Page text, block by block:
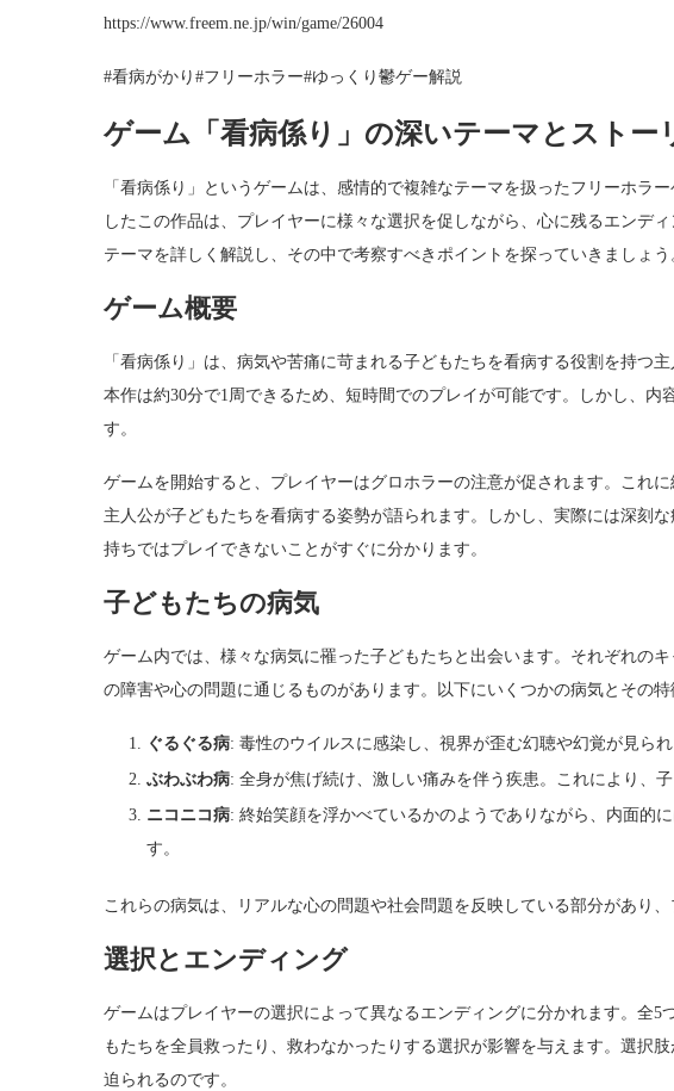
https://www.freem.ne.jp/win/game/26004
#看病がかり#フリーホラー#ゆっくり鬱ゲー解説
ゲーム「看病係り」の深いテーマとストー
「看病係り」というゲームは、感情的で複雑なテーマを扱ったフリーホラ
したこの作品は、プレイヤーに様々な選択を促しながら、心に残るエンデ
テーマを詳しく解説し、その中で考察すべきポイントを探っていきましょう
ゲーム概要
「看病係り」は、病気や苦痛に苛まれる子どもたちを看病する役割を持つ
本作は約30分で1周できるため、短時間でのプレイが可能です。しかし、内
す。
ゲームを開始すると、プレイヤーはグロホラーの注意が促されます。これ
主人公が子どもたちを看病する姿勢が語られます。しかし、実際には深刻
持ちではプレイできないことがすぐに分かります。
子どもたちの病気
ゲーム内では、様々な病気に罹った子どもたちと出会います。それぞれの
の障害や心の問題に通じるものがあります。以下にいくつかの病気とその特
ぐるぐる病: 毒性のウイルスに感染し、視界が歪む幻聴や幻覚が見られ
ぶわぶわ病: 全身が焦げ続け、激しい痛みを伴う疾患。これにより、
ニコニコ病: 終始笑顔を浮かべているかのようでありながら、内面的
す。
これらの病気は、リアルな心の問題や社会問題を反映している部分があり、
選択とエンディング
ゲームはプレイヤーの選択によって異なるエンディングに分かれます。全
もたちを全員救ったり、救わなかったりする選択が影響を与えます。選択
迫られるのです。